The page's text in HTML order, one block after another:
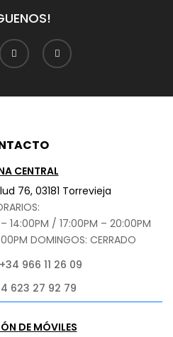
CENTRAL
76, 03181 Torrevieja
– 14:00PM / 17:00PM – 20:00PM
DOMINGOS: CERRADO
+34 966 11 26 09
623 27 92 79
DE MÓVILES